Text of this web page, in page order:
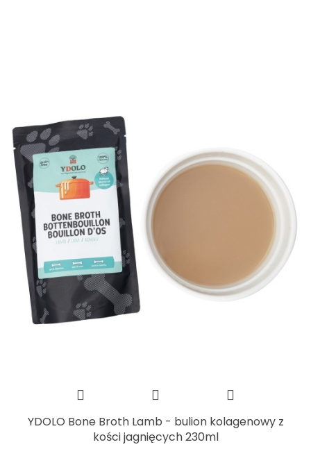
YDOLO Bone Broth Lamb - bulion kolagenowy z
kości jagnięcych 230ml